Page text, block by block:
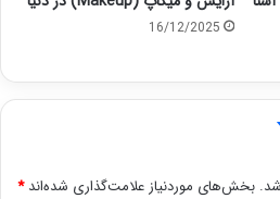
16/12/2025
بخش‌های موردنیاز علامت‌گذاری شده‌اند*